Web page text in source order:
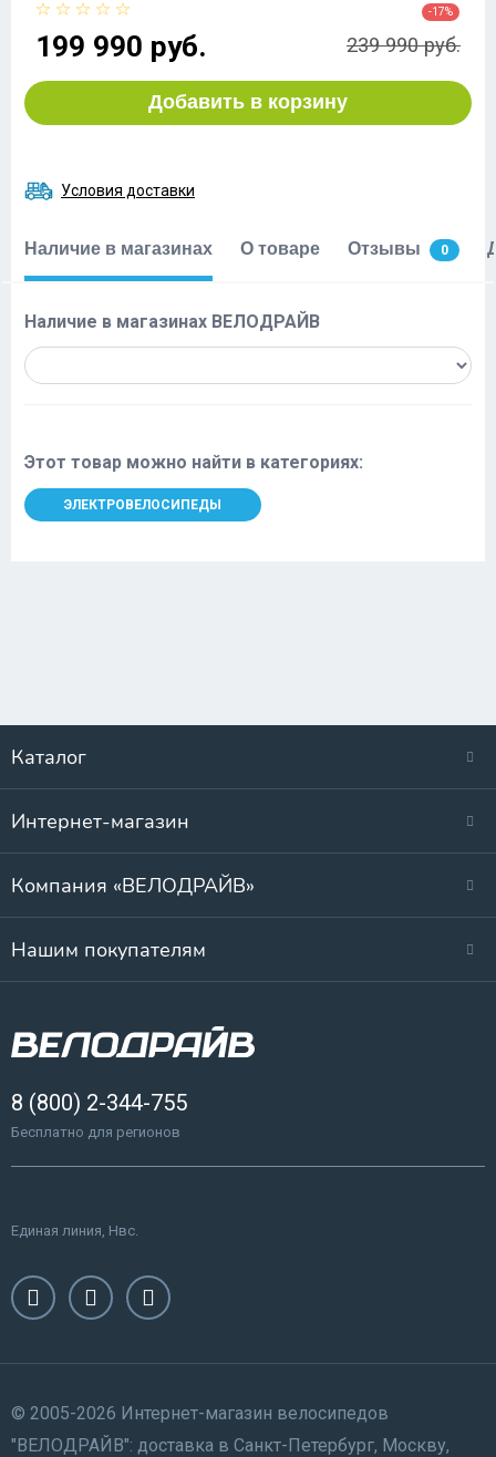
199 990 руб.
-17%
239 990 руб.
Добавить в корзину
Условия доставки
Наличие в магазинах О товаре Отзывы 0
Наличие в магазинах ВЕЛОДРАЙВ
Этот товар можно найти в категориях:
ЭЛЕКТРОВЕЛОСИПЕДЫ
Каталог
Интернет-магазин
Компания «ВЕЛОДРАЙВ»
Нашим покупателям
8 (800) 2-344-755
Бесплатно для регионов
Единая линия, Нвс.
© 2005-2026 Интернет-магазин велосипедов
"ВЕЛОДРАЙВ": доставка в Санкт-Петербург, Москву,